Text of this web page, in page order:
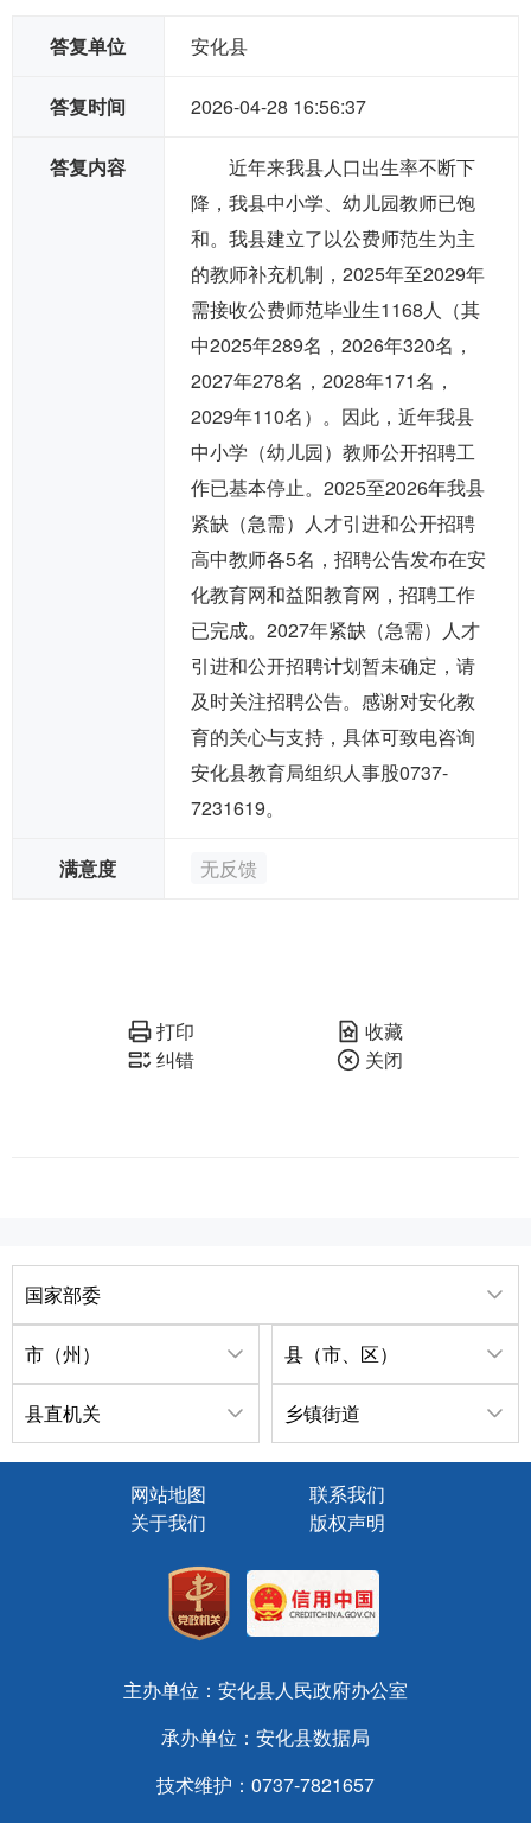
答复单位 安化县
答复时间 2026-04-28 16:56:37
答复内容
近年来我县人口出生率不断下
降，我县中小学、幼儿园教师已饱
和。我县建立了以公费师范生为主
的教师补充机制，2025年至2029年
需接收公费师范毕业生1168人（其
中2025年289名，2026年320名，
2027年278名，2028年171名，
2029年110名）。因此，近年我县
中小学（幼儿园）教师公开招聘工
作已基本停止。2025至2026年我县
紧缺（急需）人才引进和公开招聘
高中教师各5名，招聘公告发布在安
化教育网和益阳教育网，招聘工作
已完成。2027年紧缺（急需）人才
引进和公开招聘计划暂未确定，请
及时关注招聘公告。感谢对安化教
育的关心与支持，具体可致电咨询
安化县教育局组织人事股0737-
7231619。
满意度 无反馈
打印
收藏
纠错
关闭
国家部委
市（州） 县（市、区）
县直机关 乡镇街道
网站地图
联系我们
关于我们
版权声明
主办单位：安化县人民政府办公室
承办单位：安化县数据局
技术维护：0737-7821657